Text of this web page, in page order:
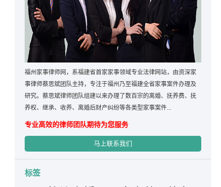
福州家事律师网，系福建省首家家事领域专业法律网站，由资深家
事律师蔡思斌团队主持，专注于福州乃至福建全省家事案件办理及
研究。蔡思斌律师团队组建以来办理了数百宗的离婚、抚养费、抚
养权、继承、收养、离婚后财产纠纷等各类型家事案件...
专业高效的律师团队期待为您服务
马上联系我们
标签